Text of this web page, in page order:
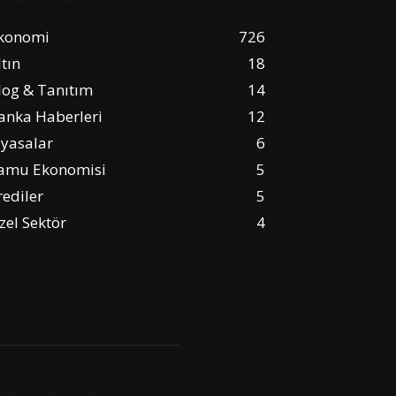
726
18
& Tanıtım
14
Haberleri
12
6
Ekonomisi
5
5
Sektör
4